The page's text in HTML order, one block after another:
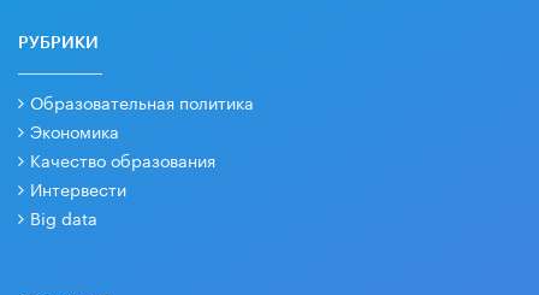
РУБРИКИ
Образовательная политика
Экономика
Качество образования
Интервести
Big data